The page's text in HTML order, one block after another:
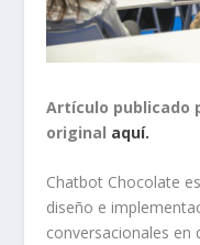
Artículo publicado
original aquí.
Chatbot Chocolate
diseño e
conversacionales en